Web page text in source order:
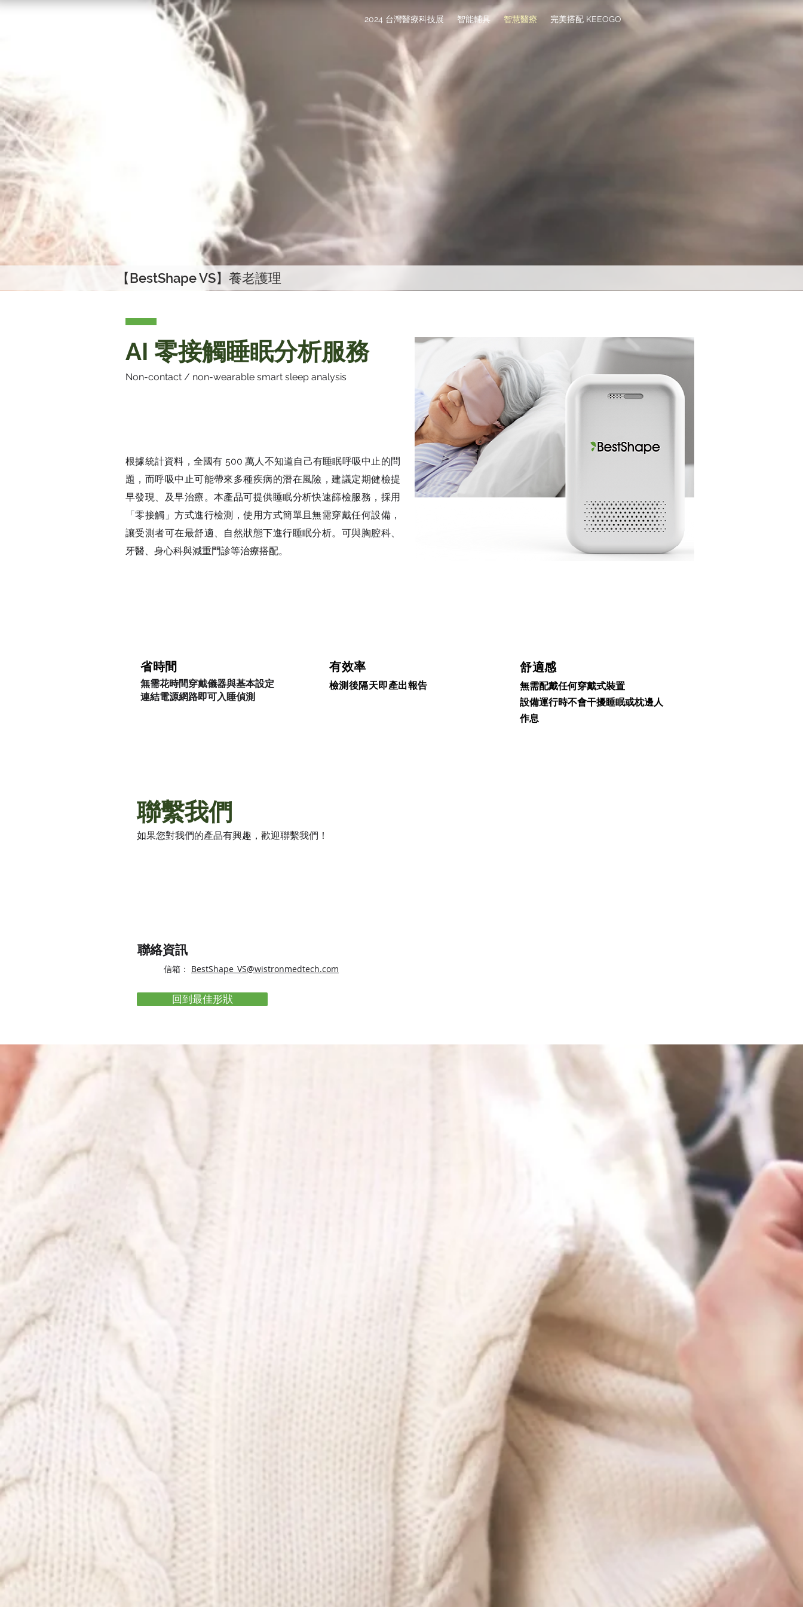
2024 台灣醫療科技展 智能輔具 智慧醫療 完美搭配 KEEOGO
【BestShape VS】養老護理
AI 零接觸 智能照護系統
回到最佳形狀
AI 零接觸睡眠分析服務
Non-contact / non-wearable smart sleep analysis
根據統計資料，全國有 500 萬人不知道自己有睡眠呼吸中止的問
題，而呼吸中止可能帶來多種疾病的潛在風險，建議定期健檢提
早發現、及早治療。本產品可提供睡眠分析快速篩檢服務，採用
「零接觸」方式進行檢測，使用方式簡單且無需穿戴任何設備，
讓受測者可在最舒適、自然狀態下進行睡眠分析。可與胸腔科、
牙醫、身心科與減重門診等治療搭配。
省時間
無需花時間穿戴儀器與基本設定
連結電源網路即可入睡偵測
有效率
檢測後隔天即產出報告
舒適感
無需配戴任何穿戴式裝置
設備運行時不會干擾睡眠或枕邊人
作息
​聯繫我們
如果您對我們的產品有興趣，歡迎聯繫我們！
​聯絡資訊
信箱： BestShape_VS@wistronmedtech.com